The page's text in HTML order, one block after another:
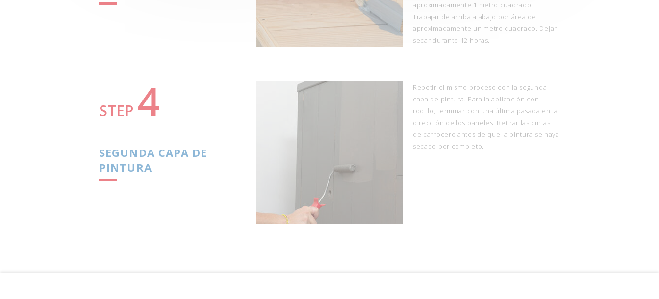
aproximadamente 1 metro cuadrado.
Trabajar de arriba a abajo por área de
aproximadamente un metro cuadrado. Dejar
secar durante 12 horas.
STEP 4
SEGUNDA CAPA DE
PINTURA
Repetir el mismo proceso con la segunda
capa de pintura. Para la aplicación con
rodillo, terminar con una última pasada en la
dirección de los paneles. Retirar las cintas
de carrocero antes de que la pintura se haya
secado por completo.